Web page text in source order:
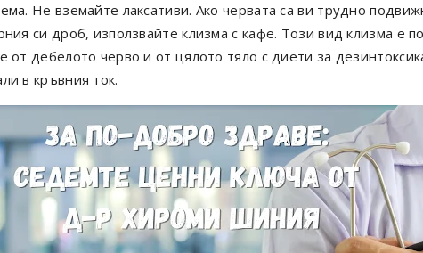
Не вземайте лаксативи. Ако червата са ви трудно
си дроб, използвайте клизма с кафе. Този вид клизма е
от дебелото черво и от цялото тяло с диети за
в кръвния ток.